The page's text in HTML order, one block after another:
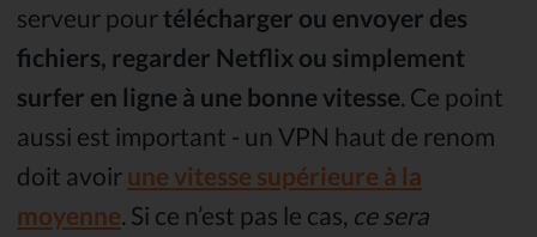
serveur pourtélécharger ou envoyer des
fichiers, regarder Netflix ou simplement
surfer en ligne à une bonne vitesse . Ce point
aussi est important - un VPN haut de renom
doit avoir une vitesse supérieure à la
moyenne . Si ce n’est pas le cas, ce sera